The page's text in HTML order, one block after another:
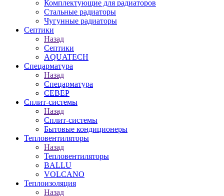
Комплектующие для радиаторов
Стальные радиаторы
Чугунные радиаторы
Септики
Назад
Септики
AQUATECH
Спецарматура
Назад
Спецарматура
СЕВЕР
Сплит-системы
Назад
Сплит-системы
Бытовые кондиционеры
Тепловентиляторы
Назад
Тепловентиляторы
BALLU
VOLCANO
Теплоизоляция
Назад